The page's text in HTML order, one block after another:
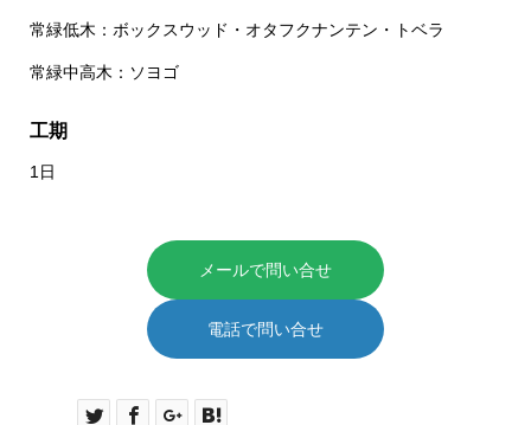
常緑低木：ボックスウッド・オタフクナンテン・トベラ
常緑中高木：ソヨゴ
工期
1日
メールで問い合せ
電話で問い合せ